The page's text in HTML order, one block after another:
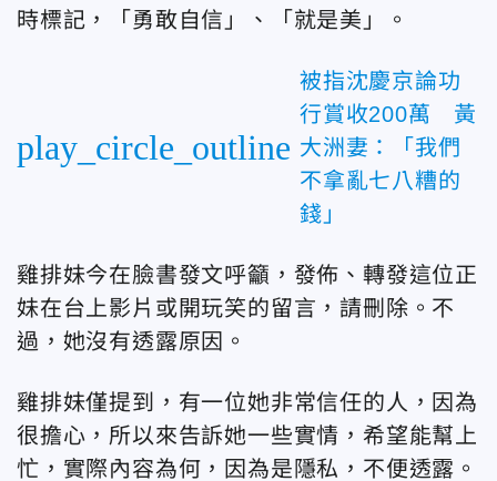
時標記，「勇敢自信」、「就是美」。
play_circle_outline
被指沈慶京論功
行賞收200萬 黃
大洲妻：「我們
不拿亂七八糟的
錢」
雞排妹今在臉書發文呼籲，發佈、轉發這位正
妹在台上影片或開玩笑的留言，請刪除。不
過，她沒有透露原因。
雞排妹僅提到，有一位她非常信任的人，因為
很擔心，所以來告訴她一些實情，希望能幫上
忙，實際內容為何，因為是隱私，不便透露。